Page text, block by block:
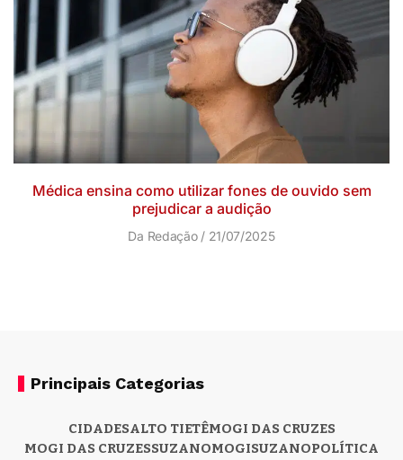
Médica ensina como utilizar fones de ouvido sem
prejudicar a audição
Da Redação 21/07/2025
Principais Categorias
CIDADESALTO TIETÊMOGI DAS CRUZES
MOGI DAS CRUZESSUZANOMOGISUZANOPOLÍTICA